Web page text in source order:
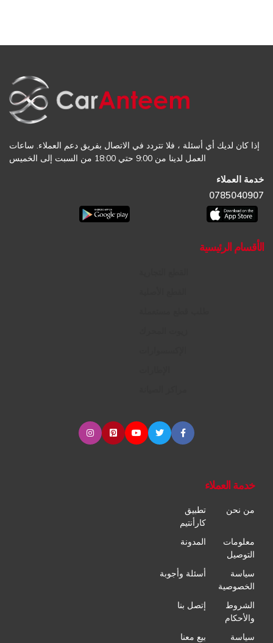
إذا كان لديك أي أسئلة ، فلا تتردد في الاتصال بفريق دعم العملاء. ساعات
العمل لدينا من 9:00 حتي 18:00 من السبت إلى الخميس
خدمة العملاء
0785040907
الأقسام الرئيسية
خدمة العملاء
من نحن
تطبيق
كارأنتيم
معلومات
التوصيل
المدونة
سياسة
الخصوصية
أسئلة وأجوبة
الشروط
والأحكام
إتصل بنا
سياسة بيع معنا